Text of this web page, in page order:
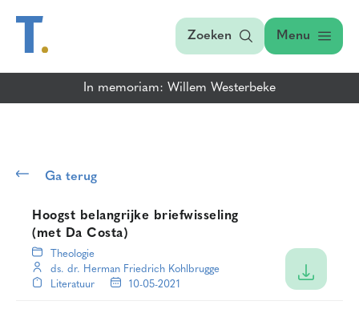
Zoeken Menu
In memoriam: Willem Westerbeke
Ga terug
Hoogst belangrijke briefwisseling
(met Da Costa)
Theologie
ds. dr. Herman Friedrich Kohlbrugge
Literatuur
10-05-2021